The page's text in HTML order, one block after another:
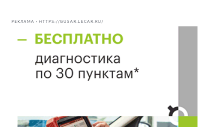
РЕКЛАМА • HTTPS://GUSAR.LECAR.RU/